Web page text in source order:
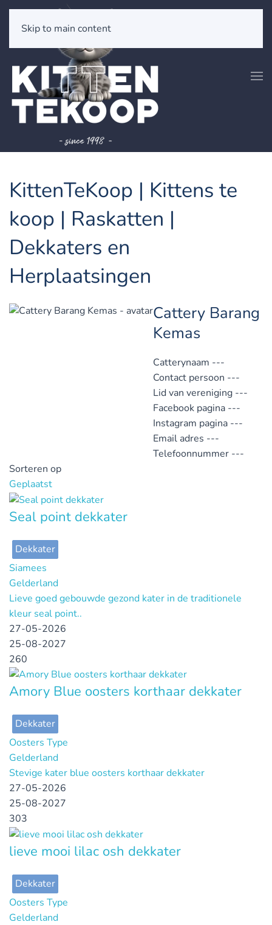
Skip to main content
KittenTeKoop | Kittens te
koop | Raskatten |
Dekkaters en
Herplaatsingen
Cattery Barang
Kemas
Catterynaam ---
Contact persoon ---
Lid van vereniging ---
Facebook pagina ---
Instagram pagina ---
Email adres ---
Telefoonnummer ---
Sorteren op
Geplaatst
Seal point dekkater
Dekkater
Siamees
Gelderland
Lieve goed gebouwde gezond kater in de traditionele
kleur seal point..
27-05-2026
25-08-2027
260
Amory Blue oosters korthaar dekkater
Dekkater
Oosters Type
Gelderland
Stevige kater blue oosters korthaar dekkater
27-05-2026
25-08-2027
303
lieve mooi lilac osh dekkater
Dekkater
Oosters Type
Gelderland